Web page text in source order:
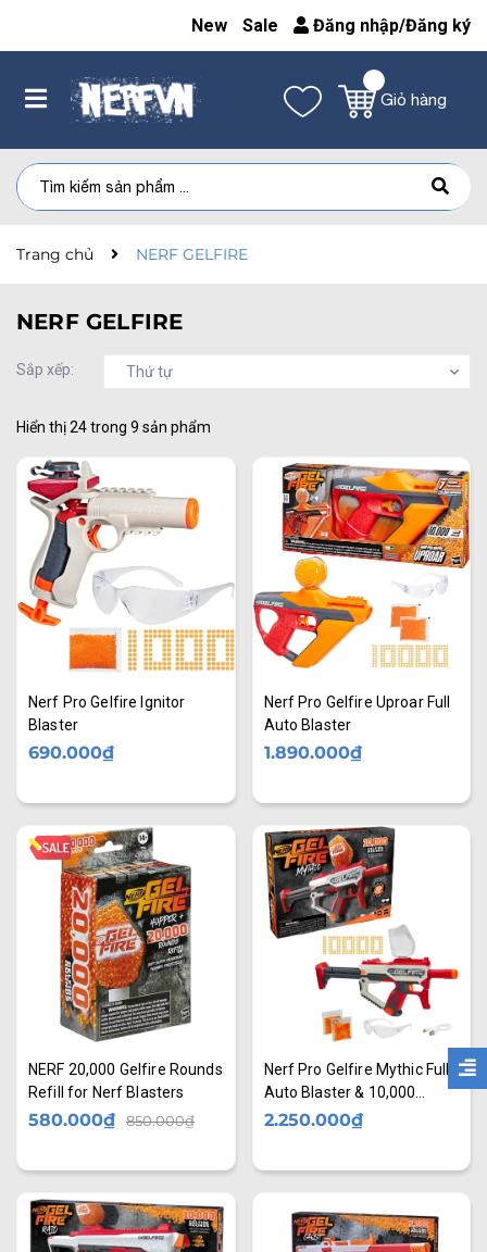
New Sale Đăng nhập/Đăng ký
Giỏ hàng
Trang chủ NERF GELFIRE
NERF GELFIRE
Sắp xếp: Thứ tự
Hiển thị24trong 9 sản phẩm
Nerf Pro Gelfire Ignitor
Blaster
690.000₫
Nerf Pro Gelfire Uproar Full
Auto Blaster
1.890.000₫
NERF 20,000 Gelfire Rounds
Refill for Nerf Blasters
580.000₫ 850.000₫
Nerf Pro Gelfire Mythic Full
Auto Blaster & 10,000
Gelfire Rounds, 800 Round
2.250.000₫